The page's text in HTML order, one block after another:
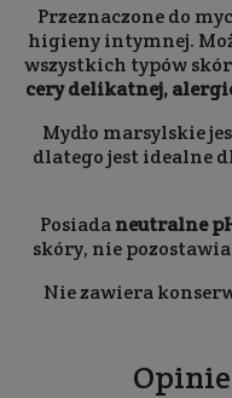
Przeznaczone do
higieny intymnej.
wszystkich typów
cery delikatnej,
Mydło marsylskie
dlatego jest idealne
Posiadaneutralne
skóry, nie
Nie zawiera
Opinie